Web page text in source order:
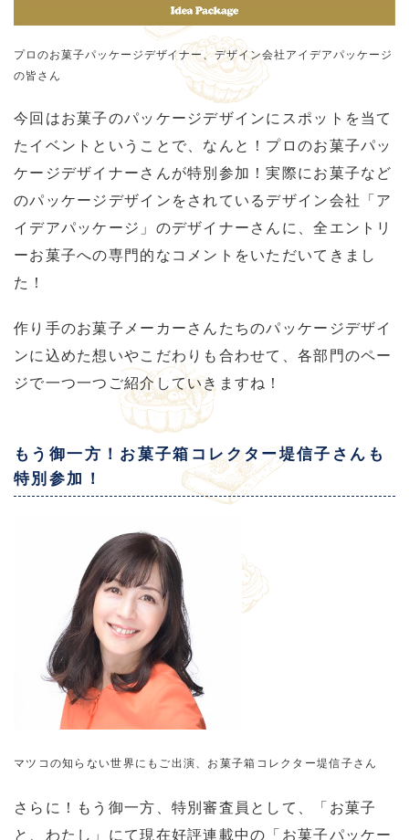
プロのお菓子パッケージデザイナー、デザイン会社アイデアパッケージ
の皆さん
今回はお菓子のパッケージデザインにスポットを当て
たイベントということで、なんと！プロのお菓子パッ
ケージデザイナーさんが特別参加！実際にお菓子など
のパッケージデザインをされているデザイン会社「ア
イデアパッケージ」のデザイナーさんに、全エントリ
ーお菓子への専門的なコメントをいただいてきまし
た！
作り手のお菓子メーカーさんたちのパッケージデザイ
ンに込めた想いやこだわりも合わせて、各部門のペー
ジで一つ一つご紹介していきますね！
もう御一方！お菓子箱コレクター堤信子さんも
特別参加！
マツコの知らない世界にもご出演、お菓子箱コレクター堤信子さん
さらに！もう御一方、特別審査員として、「お菓子
と、わたし」にて現在好評連載中の「お菓子パッケー